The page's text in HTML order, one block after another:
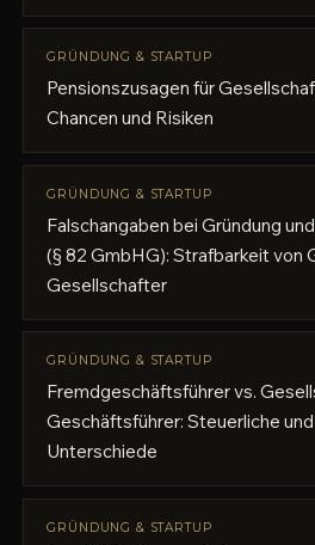
GRÜNDUNG & STARTUP
Pensionszusagen für
Chancen und Risiken
GRÜNDUNG & STARTUP
Falschangaben bei Gründung
(§ 82 GmbHG): Strafbarkeit von
Gesellschafter
GRÜNDUNG & STARTUP
Fremdgeschäftsführer vs.
Geschäftsführer: Steuerliche
Unterschiede
GRÜNDUNG & STARTUP